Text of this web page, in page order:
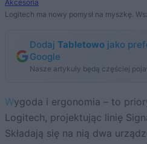
Akcesoria
Logitech ma nowy pomysł na myszkę.
Dodaj Tabletowo jako
Google
Nasze artykuły będą częściej
Wygoda i ergonomia – to priorytety, na jakie postawił
Logitech, projektując linię
Składają się na nią dwa